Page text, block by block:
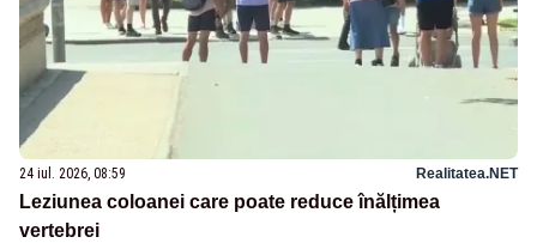
24 iul. 2026, 08:59 Realitatea.NET
Leziunea coloanei care poate reduce înălțimea
vertebrei